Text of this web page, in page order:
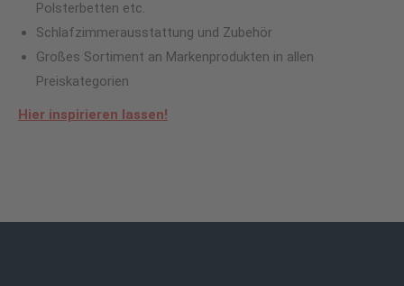
Polsterbetten etc.
Schlafzimmerausstattung und Zubehör
Großes Sortiment an Markenprodukten in allen
Preiskategorien
Hier inspirieren lassen!